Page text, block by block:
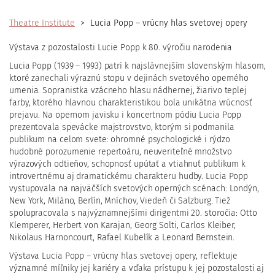
Theatre Institute Lucia Popp – vrúcny hlas svetovej opery
Výstava z pozostalosti Lucie Popp k 80. výročiu narodenia
Lucia Popp (1939 – 1993) patrí k najslávnejším slovenským hlasom,
ktoré zanechali výraznú stopu v dejinách svetového operného
umenia. Sopranistka vzácneho hlasu nádhernej, žiarivo teplej
farby, ktorého hlavnou charakteristikou bola unikátna vrúcnosť
prejavu. Na opernom javisku i koncertnom pódiu Lucia Popp
prezentovala spevácke majstrovstvo, ktorým si podmanila
publikum na celom svete: ohromné psychologické i rýdzo
hudobné porozumenie repertoáru, neuveriteľné množstvo
výrazových odtieňov, schopnosť upútať a vtiahnuť publikum k
introvertnému aj dramatickému charakteru hudby. Lucia Popp
vystupovala na najväčších svetových operných scénach: Londýn,
New York, Miláno, Berlín, Mníchov, Viedeň či Salzburg. Tiež
spolupracovala s najvýznamnejšími dirigentmi 20. storočia: Otto
Klemperer, Herbert von Karajan, Georg Solti, Carlos Kleiber,
Nikolaus Harnoncourt, Rafael Kubelík a Leonard Bernstein.
Výstava Lucia Popp – vrúcny hlas svetovej opery, reflektuje
významné míľniky jej kariéry a vďaka prístupu k jej pozostalosti aj